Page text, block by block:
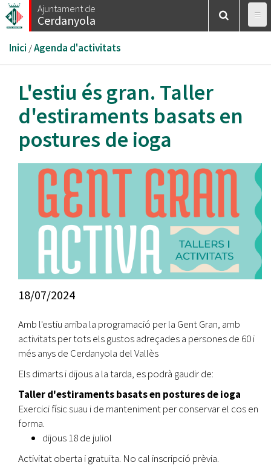
Vés
al
Ajuntament de
Cerdanyola
Esteu
aquí
Inici /Agenda d'activitats
L'estiu és gran. Taller
d'estiraments basats en
postures de ioga
18/07/2024
Amb l'estiu arriba la programació per la Gent Gran, amb
activitats per tots els gustos adreçades a persones de 60 i
més anys de Cerdanyola del Vallès
Els dimarts i dijous a la tarda, es podrà gaudir de:
Taller d'estiraments basats en postures de ioga
Exercici físic suau i de manteniment per conservar el cos en
forma.
dijous 18 de juliol
Activitat oberta i gratuïta. No cal inscripció prèvia.